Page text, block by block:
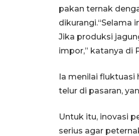
pakan ternak
dikurangi.“Selama
Jika produksi
impor,” katanya di
Ia menilai fluktuasi
telur di pasaran,
Untuk itu, inovasi
serius agar